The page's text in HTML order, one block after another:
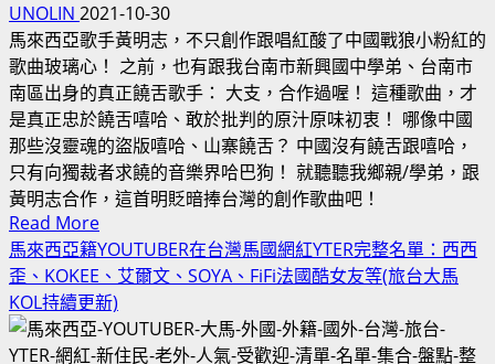
UNOLIN 2021-10-30
馬來西亞歌手黃明志，不只創作跟唱紅酸了中國戰狼小粉紅的
歌曲玻璃心！ 之前，也有跟我台南市新興國中學弟、台南市
南區出身的真正饒舌歌手： 大支，合作過喔！ 這種歌曲，才
是真正忠於饒舌嘻哈、敢於批判的原汁原味初衷！ 哪像中國
那些沒靈魂的盜版嘻哈、山寨饒舌？ 中國沒有饒舌跟嘻哈，
只有向獨裁者求饒的音樂界哈巴狗！ 就聽聽我鄉親/學弟，跟
黃明志合作，這首明貶暗捧台灣的創作歌曲吧！
Read MoreRead
more
about
黃
明
志
馬來西亞籍YOUTUBER在台灣馬國網紅YTER完整名單：西西
歪、KOKEE、艾爾文、SOYA、FiFi法國酷女友等(旅台大馬
KOL持續更新)